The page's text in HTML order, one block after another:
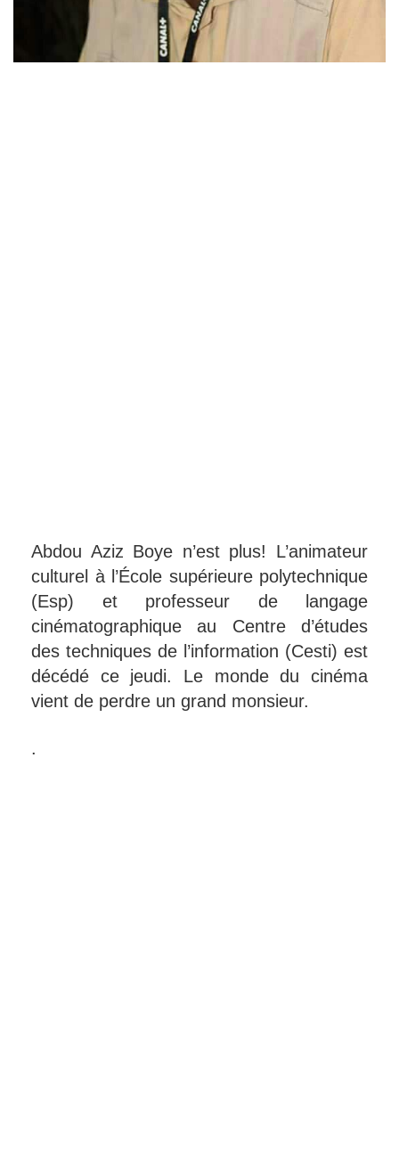
Abdou Aziz Boye n’est plus! L’animateur
culturel à l’École supérieure polytechnique
(Esp) et professeur de langage
cinématographique au Centre d’études
des techniques de l’information (Cesti) est
décédé ce jeudi. Le monde du cinéma
vient de perdre un grand monsieur.
.